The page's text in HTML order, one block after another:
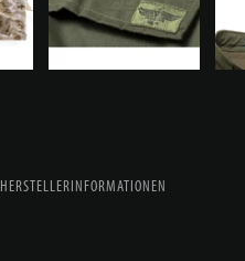
HERSTELLERINFORMATIONEN